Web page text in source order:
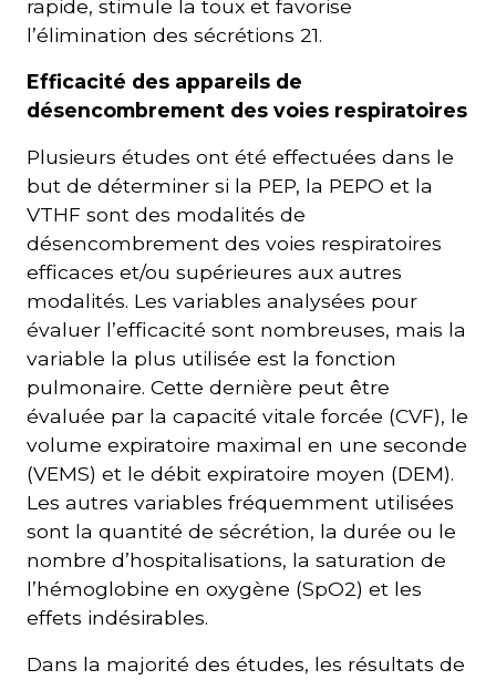
rapide, stimule la toux et favorise
l’élimination des sécrétions 21.
Efficacité des appareils de
désencombrement des voies respiratoires
Plusieurs études ont été effectuées dans le
but de déterminer si la PEP, la PEPO et la
VTHF sont des modalités de
désencombrement des voies respiratoires
efficaces et/ou supérieures aux autres
modalités. Les variables analysées pour
évaluer l’efficacité sont nombreuses, mais la
variable la plus utilisée est la fonction
pulmonaire. Cette dernière peut être
évaluée par la capacité vitale forcée (CVF), le
volume expiratoire maximal en une seconde
(VEMS) et le débit expiratoire moyen (DEM).
Les autres variables fréquemment utilisées
sont la quantité de sécrétion, la durée ou le
nombre d’hospitalisations, la saturation de
l’hémoglobine en oxygène (SpO2) et les
effets indésirables.
Dans la majorité des études, les résultats de